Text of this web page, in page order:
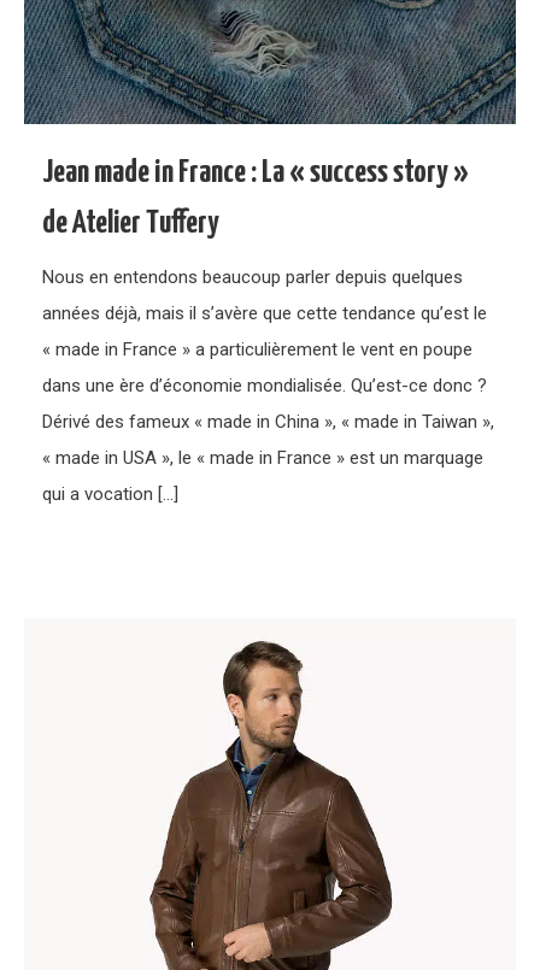
Jean made in France : La « success story »
de Atelier Tuffery
Nous en entendons beaucoup parler depuis quelques
années déjà, mais il s’avère que cette tendance qu’est le
« made in France » a particulièrement le vent en poupe
dans une ère d’économie mondialisée. Qu’est-ce donc ?
Dérivé des fameux « made in China », « made in Taiwan »,
« made in USA », le « made in France » est un marquage
qui a vocation […]